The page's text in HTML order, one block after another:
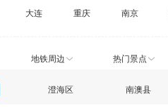
大连 重庆 南京
地铁周边 热门景点
澄海区 南澳县